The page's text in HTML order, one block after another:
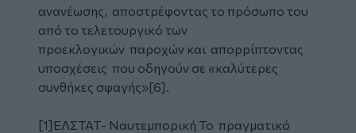
ανανέωσης, αποστρέφοντας το πρόσωπο του
από το τελετουργικό των
προεκλογικών παροχών και απορρίπτοντας
υποσχέσεις που οδηγούν σε «καλύτερες
συνθήκες σφαγής»[6].
[1]ΕΛΣΤΑΤ- Ναυτεμπορική Το πραγματικό